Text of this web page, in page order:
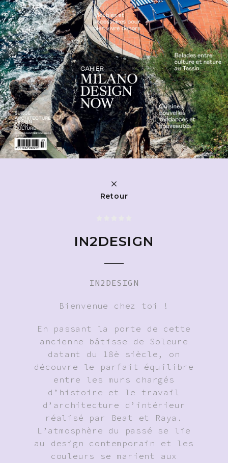
Retour
IN2DESIGN
IN2DESIGN
Bienvenue chez toi !
En passant la porte de cette
ancienne bâtisse de Soleure
datant du 18è siècle, on
découvre le parfait équilibre
entre les murs chargés
d’histoire et le travail
d’architecture d’intérieur
réalisé par Beat et Raya.
L’atmosphère du passé se lie
au design contemporain et les
couleurs se marient aux